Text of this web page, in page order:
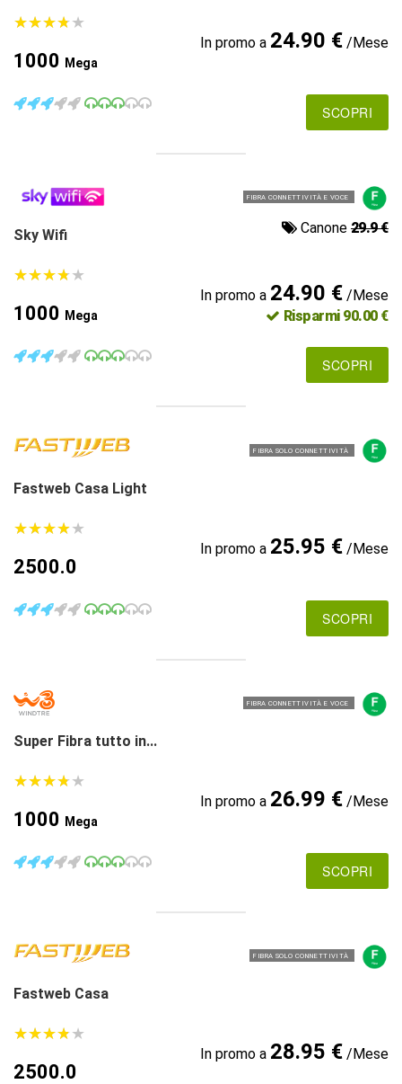
★★★★★
★★★★★
1000 Mega
In promo a 24.90 €/Mese
SCOPRI
FIBRA CONNETTIVITÀ E VOCE
Sky Wifi Canone 29.9 €
★★★★★
★★★★★
1000 Mega
In promo a 24.90 €/Mese
Risparmi 90.00 €
SCOPRI
FIBRA SOLO CONNETTIVITÀ
Fastweb Casa Light
★★★★★
★★★★★
2500.0
In promo a 25.95 €/Mese
SCOPRI
FIBRA CONNETTIVITÀ E VOCE
Super Fibra tutto in...
★★★★★
★★★★★
1000 Mega
In promo a 26.99 €/Mese
SCOPRI
FIBRA SOLO CONNETTIVITÀ
Fastweb Casa
★★★★★
★★★★★
2500.0
In promo a 28.95 €/Mese